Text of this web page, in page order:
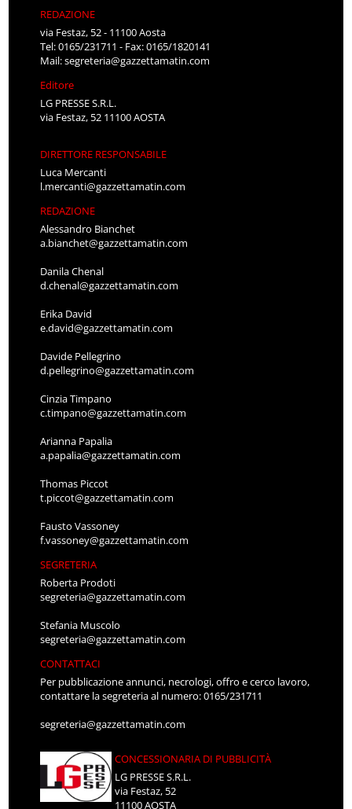
REDAZIONE
via Festaz, 52 - 11100 Aosta
Tel: 0165/231711 - Fax: 0165/1820141
Mail:segreteria@gazzettamatin.com
Editore
LG PRESSE S.R.L.
via Festaz, 52 11100 AOSTA
DIRETTORE RESPONSABILE
Luca Mercanti
l.mercanti@gazzettamatin.com
REDAZIONE
Alessandro Bianchet
a.bianchet@gazzettamatin.com
Danila Chenal
d.chenal@gazzettamatin.com
Erika David
e.david@gazzettamatin.com
Davide Pellegrino
d.pellegrino@gazzettamatin.com
Cinzia Timpano
c.timpano@gazzettamatin.com
Arianna Papalia
a.papalia@gazzettamatin.com
Thomas Piccot
t.piccot@gazzettamatin.com
Fausto Vassoney
f.vassoney@gazzettamatin.com
SEGRETERIA
Roberta Prodoti
segreteria@gazzettamatin.com
Stefania Muscolo
segreteria@gazzettamatin.com
CONTATTACI
Per pubblicazione annunci, necrologi, offro e cerco lavoro,
contattare la segreteria al numero: 0165/231711
segreteria@gazzettamatin.com
CONCESSIONARIA DI PUBBLICITÀ
LG PRESSE S.R.L.
via Festaz, 52
11100 AOSTA